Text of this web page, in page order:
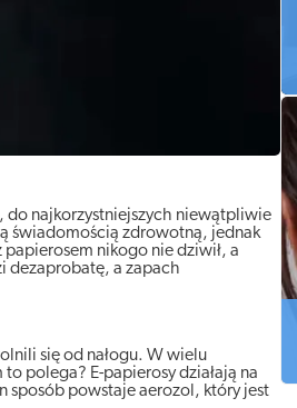
do najkorzystniejszych niewątpliwie
świadomością zdrowotną, jednak
nikogo nie dziwił, a
dezaprobatę, a zapach
się od nałogu. W wielu
polega? E-papierosy działają na
sposób powstaje aerozol, który jest